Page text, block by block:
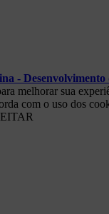
- Desenvolvimento
melhorar sua
com o uso dos